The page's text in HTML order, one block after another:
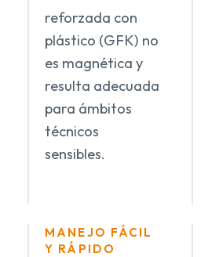
reforzada con
plástico (GFK) no
es magnética y
resulta adecuada
para ámbitos
técnicos
sensibles.
MANEJO FÁCIL
Y RÁPIDO